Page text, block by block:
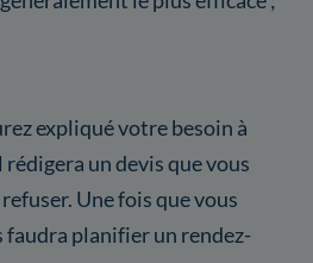
expliqué votre besoin à
un devis que vous
Une fois que vous
faudra planifier un rendez-